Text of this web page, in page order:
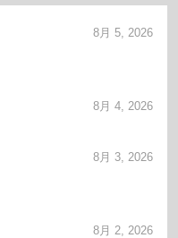
8月 5, 2026
8月 4, 2026
8月 3, 2026
8月 2, 2026